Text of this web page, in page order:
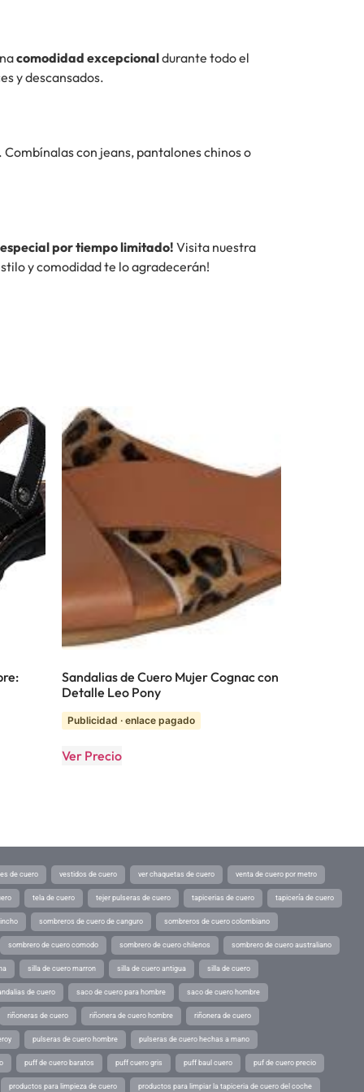
comodidad excepcionaldurante todo el
y descansados.
con jeans, pantalones chinos o
por tiempo limitado! Visita nuestra
y comodidad te lo agradecerán!
Sandalias de Cuero Mujer Cognac con
Detalle Leo Pony
Publicidad · enlace pagado
Ver Precio
de cuero vestidos de cuero ver chaquetas de cuero venta de cuero por metro
tela de cuero tejer pulseras de cuero tapicerias de cuero tapicería de cuero
sombreros de cuero de canguro sombreros de cuero colombiano
sombrero de cuero comodo sombrero de cuero chilenos sombrero de cuero australiano
silla de cuero marron silla de cuero antigua silla de cuero
de cuero saco de cuero para hombre saco de cuero hombre
riñoneras de cuero riñonera de cuero hombre riñonera de cuero
pulseras de cuero hombre pulseras de cuero hechas a mano
puff de cuero baratos puff cuero gris puff baul cuero puf de cuero precio
productos para limpieza de cuero productos para limpiar la tapiceria de cuero del coche